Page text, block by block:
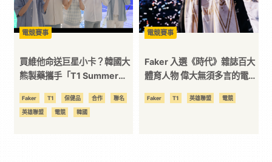
電競賽事
買維他命送巨星小卡？韓國大
熊製藥攜手「T1 Summer
潮
Faker T1 保健品 合作 聯名
英雄聯盟 電競 韓國
電競賽事
Faker 入選《時代》雜誌百大
體育人物 偉大無須多言的電競
Faker T1 英雄聯盟 電競